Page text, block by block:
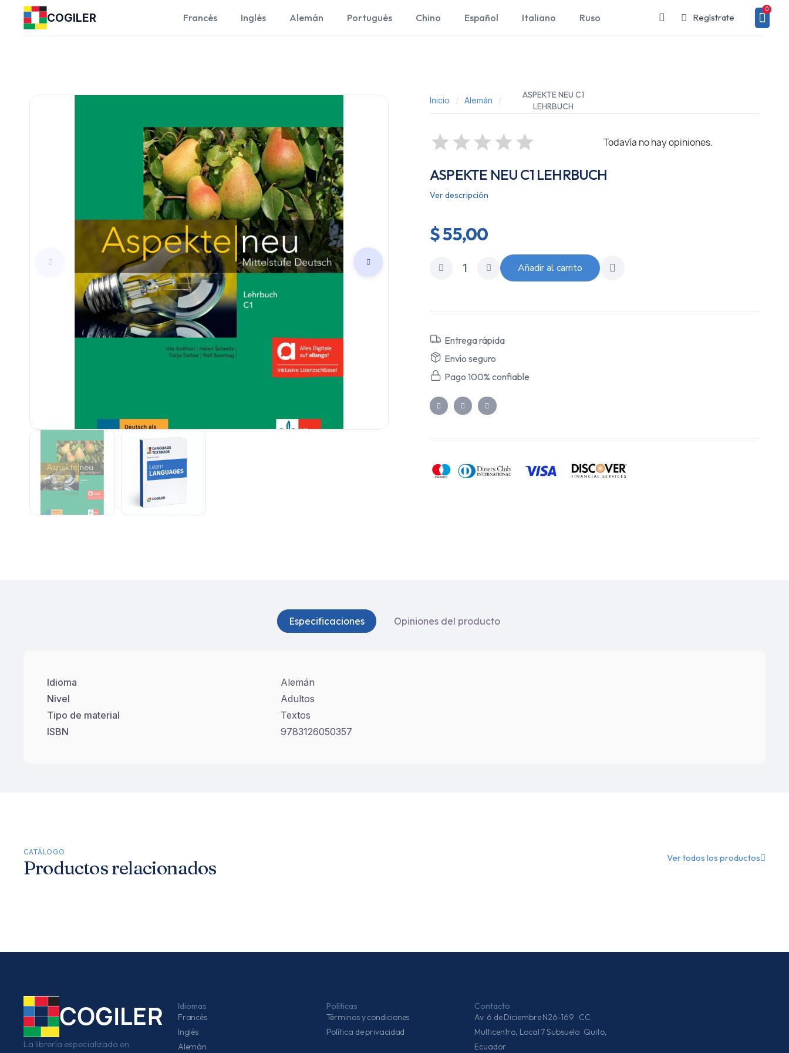
COGILER Francés Inglés Alemán Portugués Chino Español Italiano Ruso Regístrate
Inicio Alemán
ASPEKTE NEU C1
LEHRBUCH
Todavía no hay opiniones.
ASPEKTE NEU C1 LEHRBUCH
Ver descripción
$ 55,00
Añadir al carrito
Entrega rápida
Envío seguro
Pago 100% confiable
Especificaciones Opiniones del producto
Idioma
Alemán
Nivel
Adultos
Tipo de material
Textos
ISBN
9783126050357
CATÁLOGO
Productos relacionados Ver todos los productos
COGILER
La librería especializada en
Idiomas
Francés
Inglés
Alemán
Políticas
Términos y condiciones
Política de privacidad
Contacto
Av. 6 de Diciembre N26-169 CC
Multicentro, Local 7 Subsuelo Quito,
Ecuador